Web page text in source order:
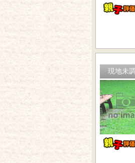
現地未